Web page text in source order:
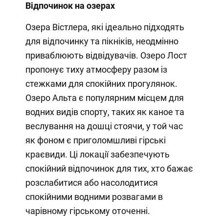
Відпочинок на озерах
Озера Вістлера, які ідеально підходять
для відпочинку та пікніків, неодмінно
приваблюють відвідувачів. Озеро Лост
пропонує тиху атмосферу разом із
стежками для спокійних прогулянок.
Озеро Альта є популярним місцем для
водних видів спорту, таких як каное та
веслування на дошці стоячи, у той час
як фоном є приголомшливі гірські
краєвиди. Ці локації забезпечують
спокійний відпочинок для тих, хто бажає
розслабитися або насолодитися
спокійними водними розвагами в
чарівному гірському оточенні.